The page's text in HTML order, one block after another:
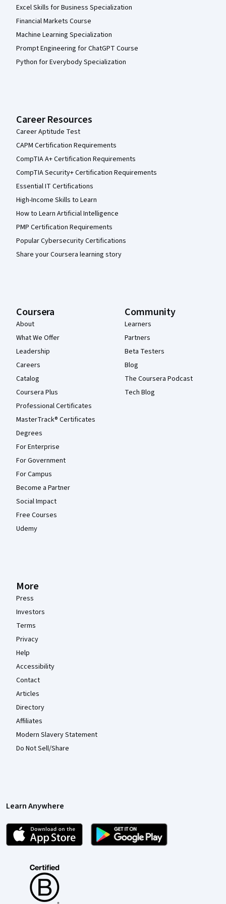
Excel Skills for Business Specialization
Financial Markets Course
Machine Learning Specialization
Prompt Engineering for ChatGPT Course
Python for Everybody Specialization
Career Resources
Career Aptitude Test
CAPM Certification Requirements
CompTIA A+ Certification Requirements
CompTIA Security+ Certification Requirements
Essential IT Certifications
High-Income Skills to Learn
How to Learn Artificial Intelligence
PMP Certification Requirements
Popular Cybersecurity Certifications
Share your Coursera learning story
Coursera
About
What We Offer
Leadership
Careers
Catalog
Coursera Plus
Professional Certificates
MasterTrack® Certificates
Degrees
For Enterprise
For Government
For Campus
Become a Partner
Social Impact
Free Courses
Udemy
Community
Learners
Partners
Beta Testers
Blog
The Coursera Podcast
Tech Blog
More
Press
Investors
Terms
Privacy
Help
Accessibility
Contact
Articles
Directory
Affiliates
Modern Slavery Statement
Do Not Sell/Share
Learn Anywhere